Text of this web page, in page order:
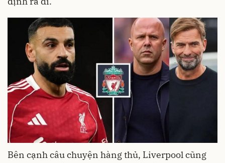
Bên cạnh câu chuyện hàng thủ, Liverpool cũng